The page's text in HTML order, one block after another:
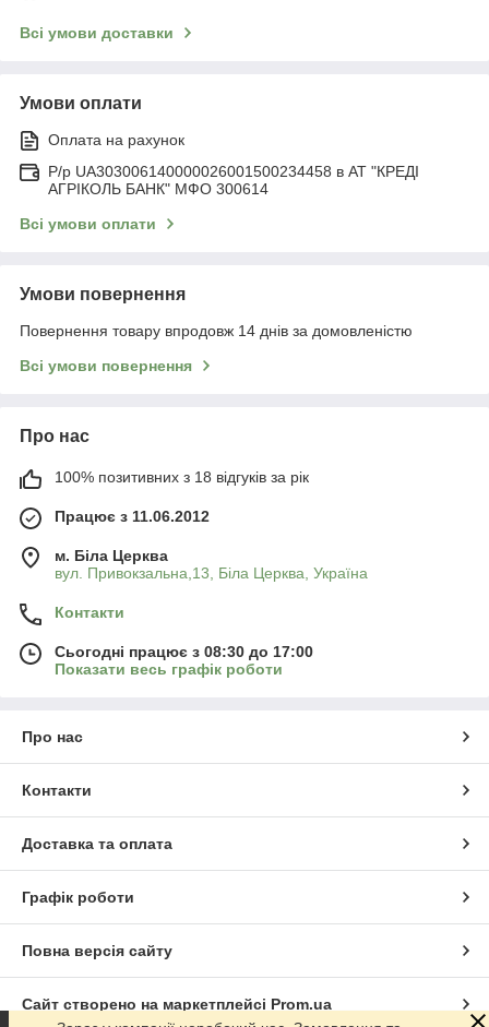
Всі умови доставки
Умови оплати
Оплата на рахунок
Р/р UA303006140000026001500234458 в АТ "КРЕДІ
АГРІКОЛЬ БАНК" МФО 300614
Всі умови оплати
Умови повернення
Повернення товару впродовж 14 днів за домовленістю
Всі умови повернення
Про нас
100% позитивних з 18 відгуків за рік
Працює з 11.06.2012
м. Біла Церква
вул. Привокзальна,13, Біла Церква, Україна
Контакти
Сьогодні працює з 08:30 до 17:00
Показати весь графік роботи
Про нас
Контакти
Доставка та оплата
Графік роботи
Повна версія сайту
Сайт створено на маркетплейсі Prom.ua